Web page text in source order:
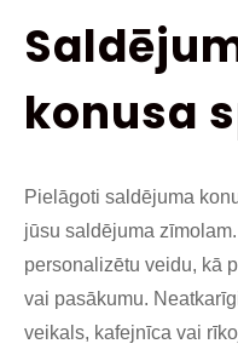
konusa
Pielāgoti saldējuma
jūsu saldējuma
personalizētu veidu, kā
vai pasākumu.
veikals, kafejnīca vai